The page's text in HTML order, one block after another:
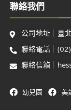
聯絡我們
公司地址｜臺
聯絡電話｜
聯絡信箱｜
幼兒園 美